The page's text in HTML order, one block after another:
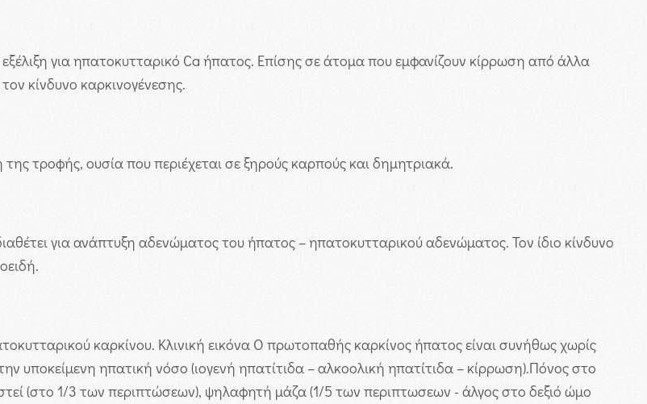
για ηπατοκυτταρικό Ca ήπατος. Επίσης σε άτομα που εμφανίζουν κίρρωση από άλλα
κίνδυνο καρκινογένεσης.
τροφής, ουσία που περιέχεται σε ξηρούς καρπούς και δημητριακά.
για ανάπτυξη αδενώματος του ήπατος – ηπατοκυτταρικού αδενώματος. Τον ίδιο κίνδυνο
καρκίνου. Κλινική εικόνα Ο πρωτοπαθής καρκίνος ήπατος είναι συνήθως χωρίς
υποκείμενη ηπατική νόσο (ιογενή ηπατίτιδα – αλκοολική ηπατίτιδα – κίρρωση).Πόνος στο
(στο 1/3 των περιπτώσεων), ψηλαφητή μάζα (1/5 των περιπτωσεων - άλγος στο δεξιό ώμο